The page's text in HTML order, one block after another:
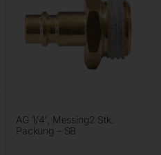
AG 1/4′, Messing2 Stk.
Packung – SB